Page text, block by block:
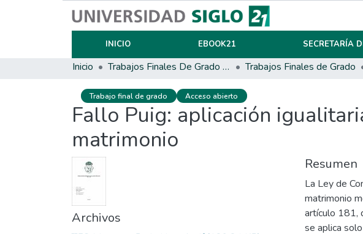
INICIO EBOOK21 SECRETARÍA
Inicio Trabajos Finales De Grado Y Posgrado Trabajos Finales de Grado
Trabajo final de grado Acceso abierto
Fallo Puig: aplicación
matrimonio
Archivos
Resumen
La Ley de
matrimonio
artículo 181,
se aplica